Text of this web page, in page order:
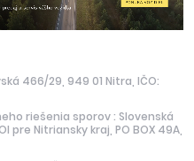
466/29, 949 01 Nitra, IČO:
riešenia sporov : Slovenská
Nitriansky kraj, PO BOX 49A,